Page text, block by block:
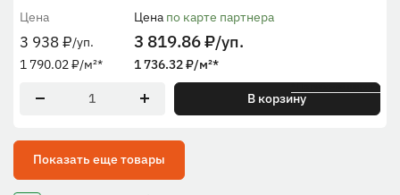
Цена
3 938₽/уп.
1 790.02₽/м²*
Цена по карте партнера
3 819.86₽/уп.
1 736.32₽/м²*
* По рабочей ширине
В корзину
Показать еще товары